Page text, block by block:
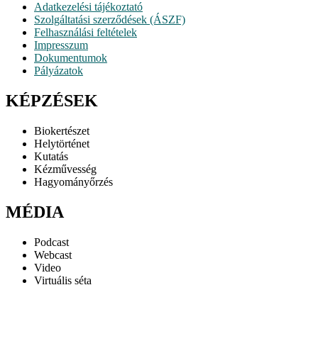
Adatkezelési tájékoztató
Szolgáltatási szerződések (ÁSZF)
Felhasználási feltételek
Impresszum
Dokumentumok
Pályázatok
KÉPZÉSEK
Biokertészet
Helytörténet
Kutatás
Kézművesség
Hagyományőrzés
MÉDIA
Podcast
Webcast
Video
Virtuális séta